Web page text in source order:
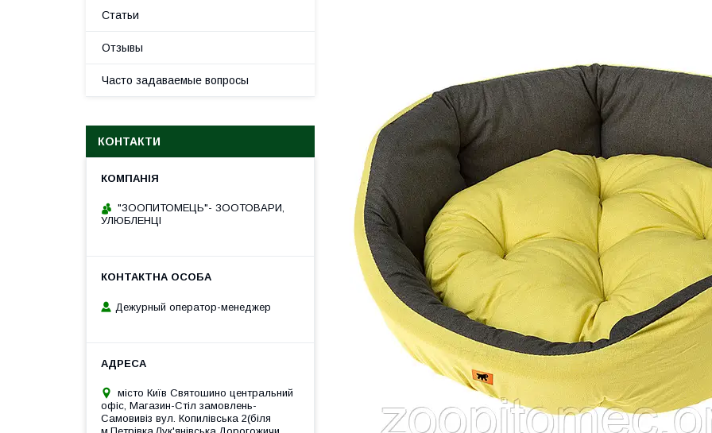
Статьи
Отзывы
Часто задаваемые вопросы
КОНТАКТИ
"ЗООПИТОМЕЦЬ"- ЗООТОВАРИ,
УЛЮБЛЕНЦІ
Дежурный оператор-менеджер
місто Київ Святошино центральний
офіс, Магазин-Стіл замовлень-
Самовивіз вул. Копилівська 2(біля